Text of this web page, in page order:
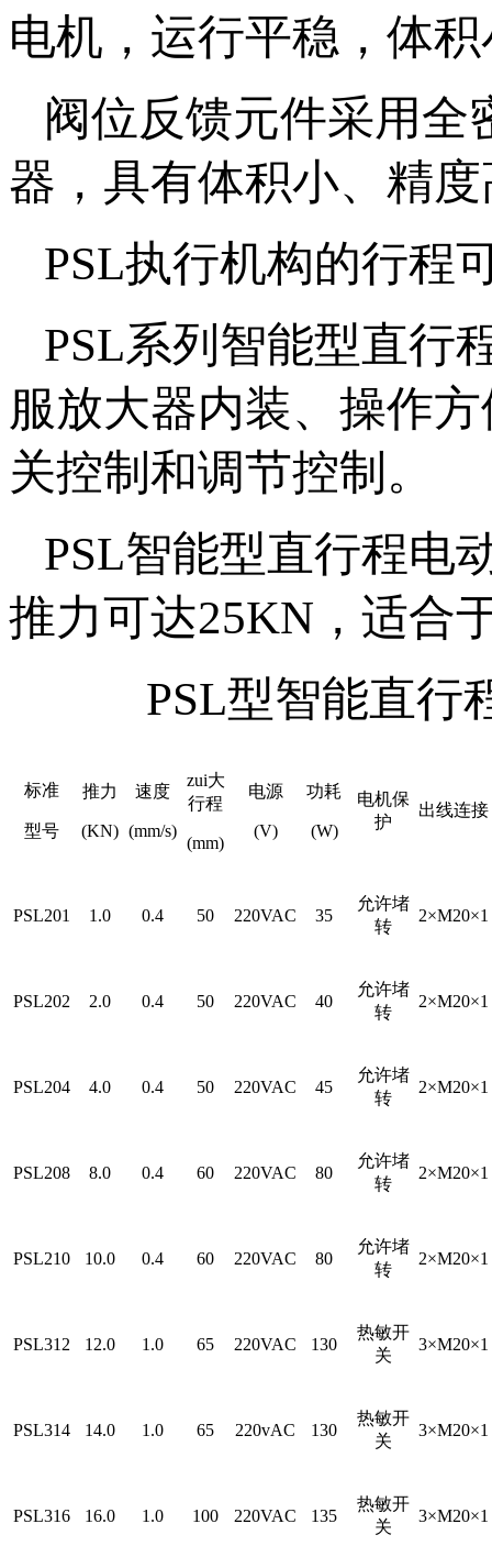
电机，运行平稳，体
阀位反馈元件采用全
器，具有体积小、精
PSL执行机构的行程
PSL系列智能型直行
服放大器内装、操作
关控制和调节控制。
PSL智能型直行程电
推力可达25KN，适合
PSL型智能直行
标准
型号
推力
(KN)
速度
(mm/s)
zui大
行程
(mm)
电源
(V)
功耗
(W)
电机保
护
出线连接
PSL201 1.0 0.4 50 220VAC 35
允许堵
转
2×M20×1
PSL202 2.0 0.4 50 220VAC 40
允许堵
转
2×M20×1
PSL204 4.0 0.4 50 220VAC 45
允许堵
转
2×M20×1
PSL208 8.0 0.4 60 220VAC 80
允许堵
转
2×M20×1
PSL210 10.0 0.4 60 220VAC 80
允许堵
转
2×M20×1
PSL312 12.0 1.0 65 220VAC 130
热敏开
关
3×M20×1
PSL314 14.0 1.0 65 220vAC 130
热敏开
关
3×M20×1
PSL316 16.0 1.0 100 220VAC 135
热敏开
关
3×M20×1